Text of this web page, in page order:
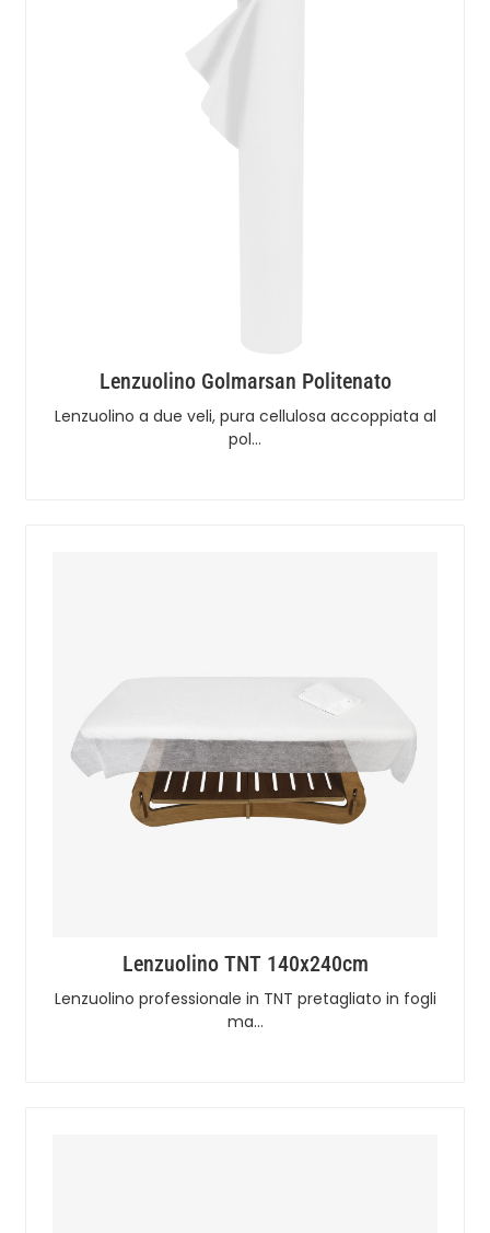
Lenzuolino Golmarsan Politenato
Lenzuolino a due veli, pura cellulosa accoppiata al
pol…
Lenzuolino TNT 140x240cm
Lenzuolino professionale in TNT pretagliato in fogli
ma…